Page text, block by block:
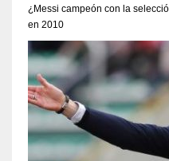
¿Messi campeón con la
en 2010